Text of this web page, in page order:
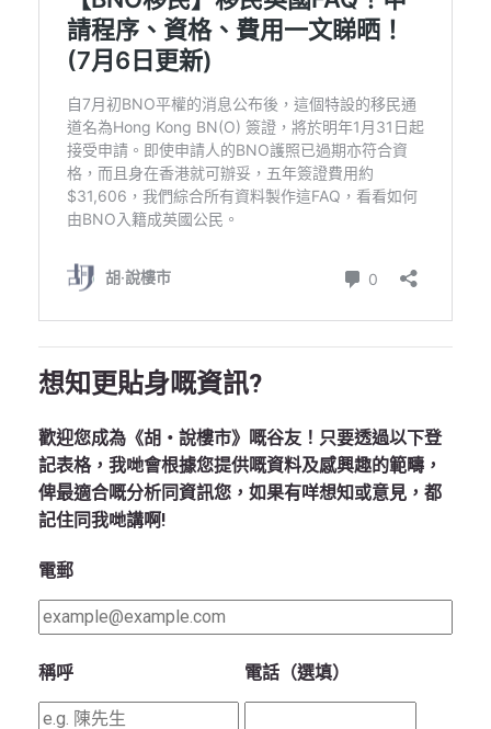
想知更貼身嘅資訊?
歡迎您成為《胡‧說樓市》嘅谷友！只要透過以下登
記表格，我哋會根據您提供嘅資料及感興趣的範疇，
俾最適合嘅分析同資訊您，如果有咩想知或意見，都
記住同我哋講啊!
電郵
稱呼 電話（選填）